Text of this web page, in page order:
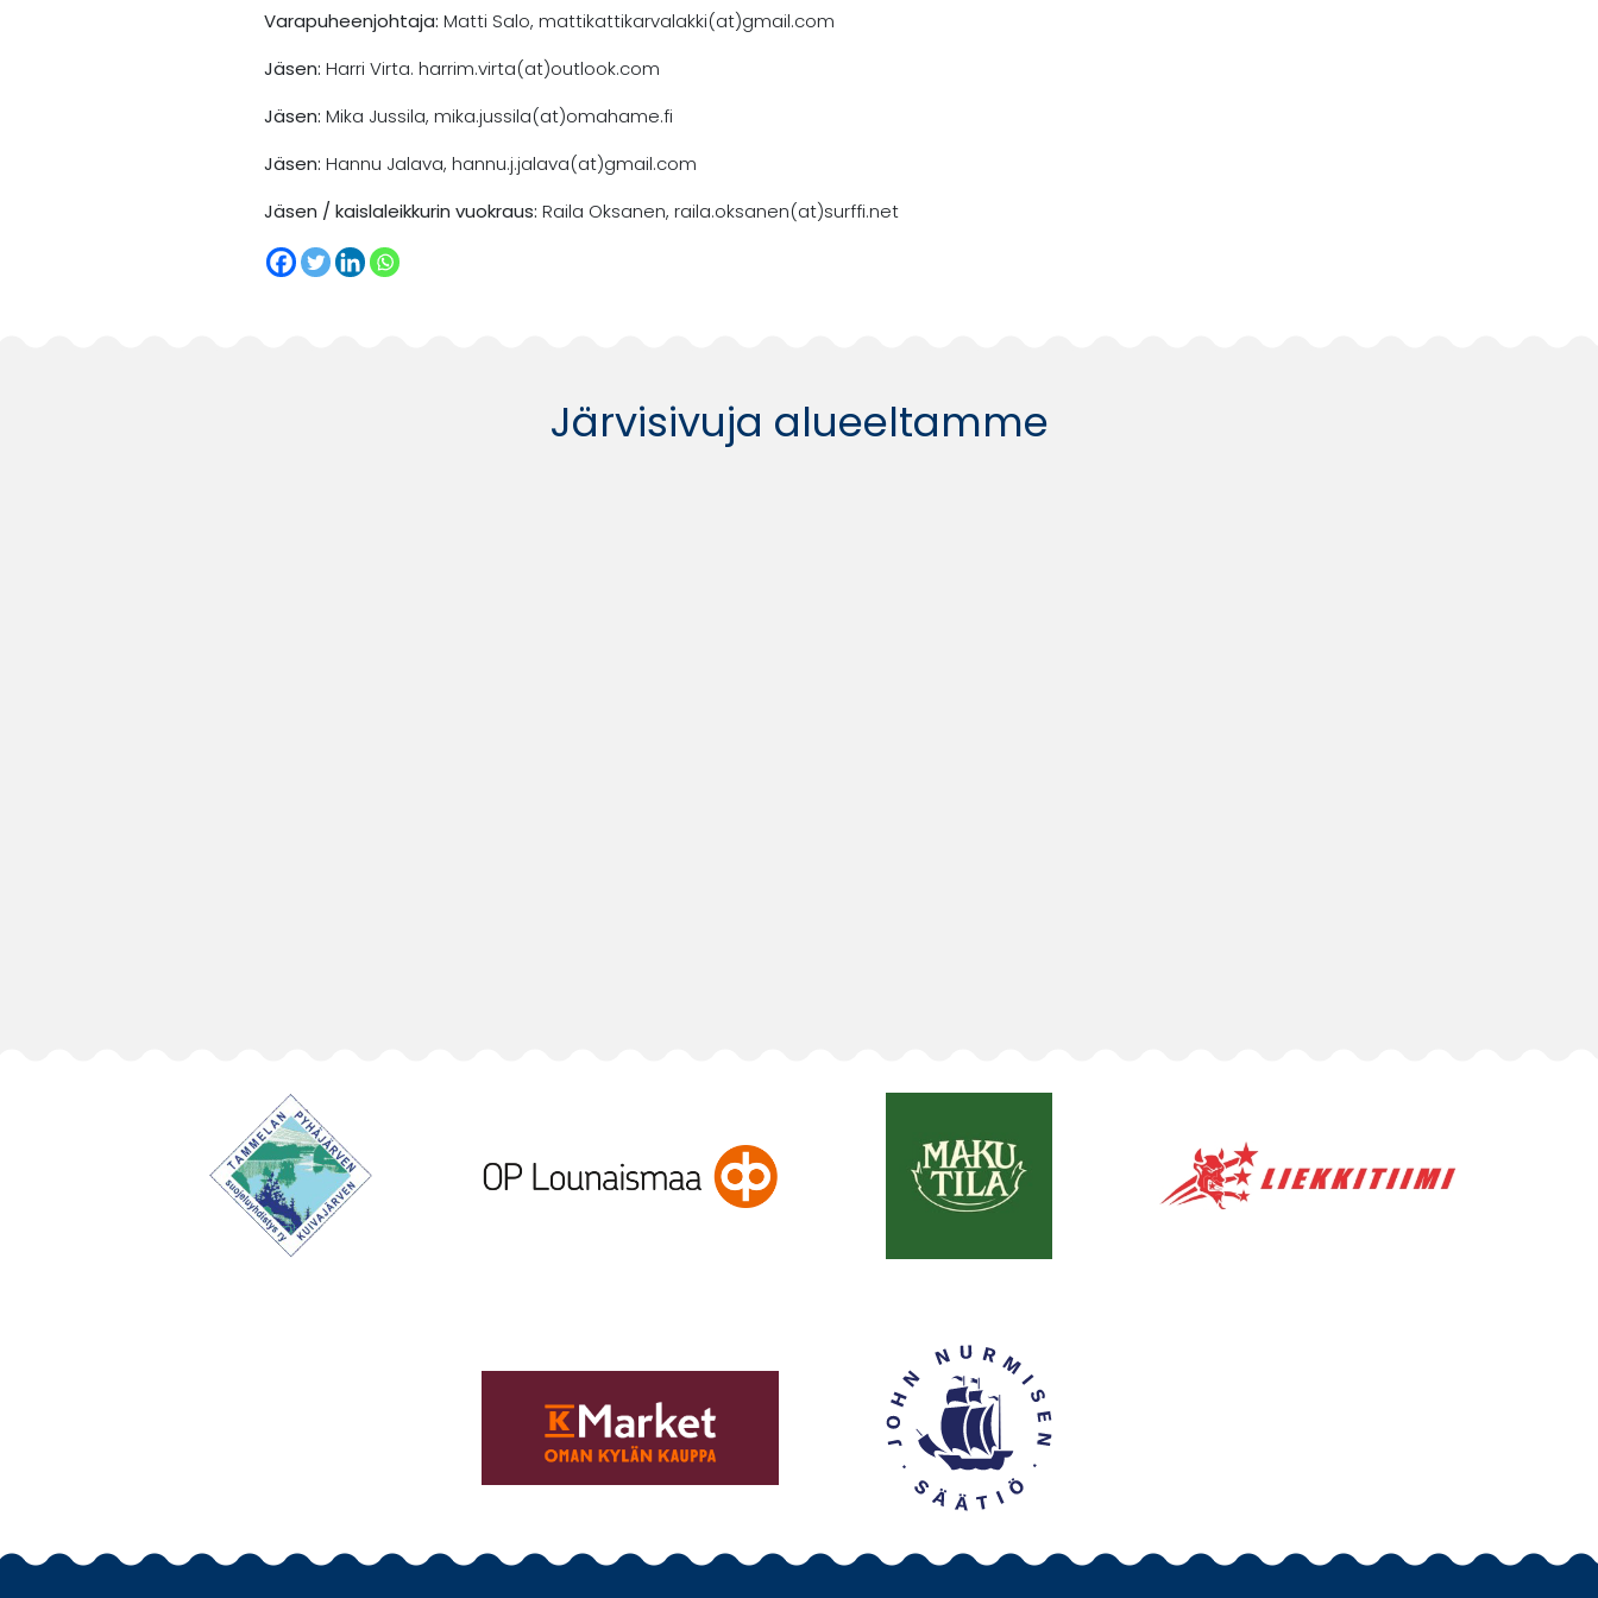
Varapuheenjohtaja: Matti Salo, mattikattikarvalakki(at)gmail.com
Jäsen: Harri Virta. harrim.virta(at)outlook.com
Jäsen: Mika Jussila, mika.jussila(at)omahame.fi
Jäsen: Hannu Jalava, hannu.j.jalava(at)gmail.com
Jäsen / kaislaleikkurin vuokraus: Raila Oksanen, raila.oksanen(at)surffi.net
Järvisivuja alueeltamme